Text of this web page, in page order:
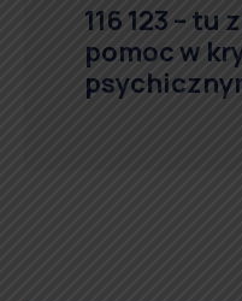
116 123 –
pomoc w